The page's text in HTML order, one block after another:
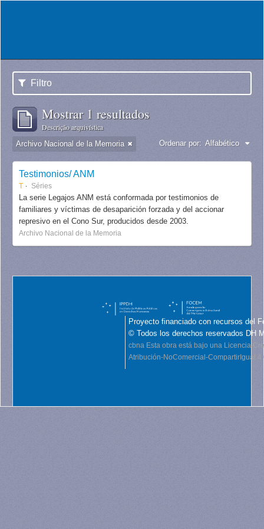
Filtro
Mostrar 1 resultados
Descrição arquivística
Archivo Nacional de la Memoria Ordenar por: Alfabético
Testimonios/ ANM
T Séries
La serie Legajos ANM está conformada por testimonios de
familiares y víctimas de desaparición forzada y del accionar
represivo en el Cono Sur, producidos desde 2003.
Archivo Nacional de la Memoria
Proyecto financiado con recursos del
© Todos los derechos reservados DH
cbna Esta obra está bajo una Licencia
Atribución-NoComercial-CompartirIgual